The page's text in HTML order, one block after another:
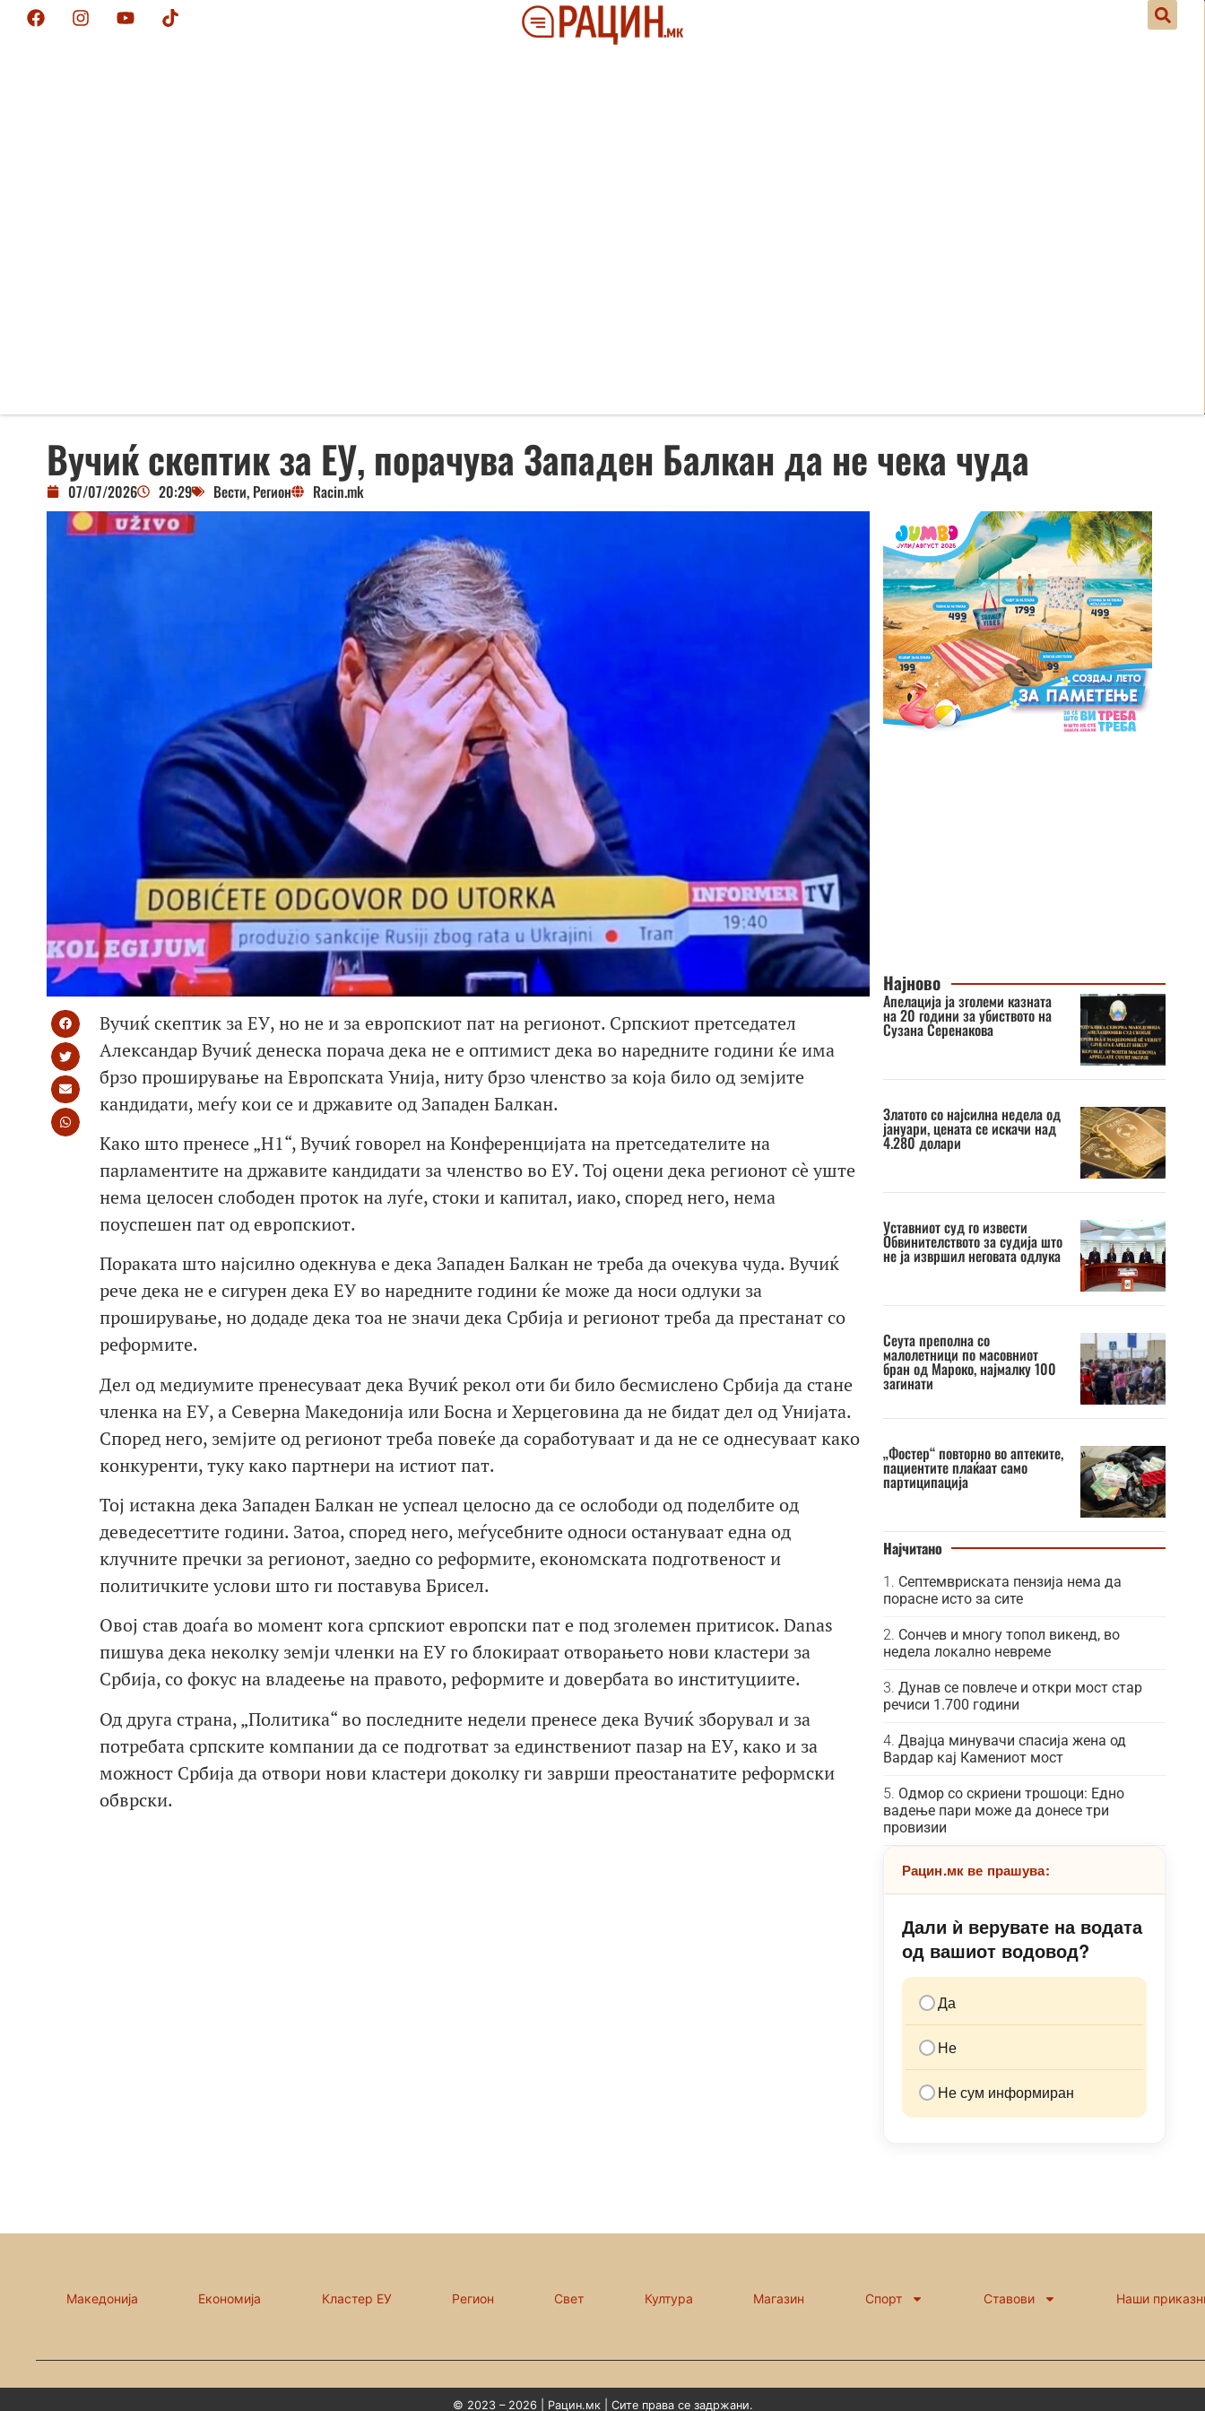
Вучиќ скептик за ЕУ, порачува Западен Балкан да не чека чуда
07/07/2026 20:29 Вести, Регион Racin.mk
Вучиќ скептик за ЕУ, но не и за европскиот пат на регионот. Српскиот претседател
Александар Вучиќ денеска порача дека не е оптимист дека во наредните години ќе има
брзо проширување на Европската Унија, ниту брзо членство за која било од земјите
кандидати, меѓу кои се и државите од Западен Балкан.
Како што пренесе „Н1“, Вучиќ говорел на Конференцијата на претседателите на
парламентите на државите кандидати за членство во ЕУ. Тој оцени дека регионот сè уште
нема целосен слободен проток на луѓе, стоки и капитал, иако, според него, нема
поуспешен пат од европскиот.
Пораката што најсилно одекнува е дека Западен Балкан не треба да очекува чуда. Вучиќ
рече дека не е сигурен дека ЕУ во наредните години ќе може да носи одлуки за
проширување, но додаде дека тоа не значи дека Србија и регионот треба да престанат со
реформите.
Дел од медиумите пренесуваат дека Вучиќ рекол оти би било бесмислено Србија да стане
членка на ЕУ, а Северна Македонија или Босна и Херцеговина да не бидат дел од Унијата.
Според него, земјите од регионот треба повеќе да соработуваат и да не се однесуваат како
конкуренти, туку како партнери на истиот пат.
Тој истакна дека Западен Балкан не успеал целосно да се ослободи од поделбите од
деведесеттите години. Затоа, според него, меѓусебните односи остануваат една од
клучните пречки за регионот, заедно со реформите, економската подготвеност и
политичките услови што ги поставува Брисел.
Овој став доаѓа во момент кога српскиот европски пат е под зголемен притисок. Danas
пишува дека неколку земји членки на ЕУ го блокираат отворањето нови кластери за
Србија, со фокус на владеење на правото, реформите и довербата во институциите.
Од друга страна, „Политика“ во последните недели пренесе дека Вучиќ зборувал и за
потребата српските компании да се подготват за единствениот пазар на ЕУ, како и за
можност Србија да отвори нови кластери доколку ги заврши преостанатите реформски
обврски.
Најново
Апелација ја зголеми казната
на 20 години за убиството на
Сузана Серенакова
Златото со најсилна недела од
јануари, цената се искачи над
4.280 долари
Уставниот суд го извести
Обвинителството за судија што
не ја извршил неговата одлука
Сеута преполна со
малолетници по масовниот
бран од Мароко, најмалку 100
загинати
„Фостер“ повторно во аптеките,
пациентите плаќаат само
партиципација
Најчитано
Септемвриската пензија нема да
порасне исто за сите
Сончев и многу топол викенд, во
недела локално невреме
Дунав се повлече и откри мост стар
речиси 1.700 години
Двајца минувачи спасија жена од
Вардар кај Камениот мост
Одмор со скриени трошоци: Едно
вадење пари може да донесе три
провизии
Рацин.мк ве прашува:
Дали ѝ верувате на водата
од вашиот водовод?
Да
Не
Не сум информиран
Македонија Економија Кластер ЕУ Регион Свет Култура Магазин Спорт Ставови Наши
© 2023 – 2026 | Рацин.мк | Сите права се задржани.